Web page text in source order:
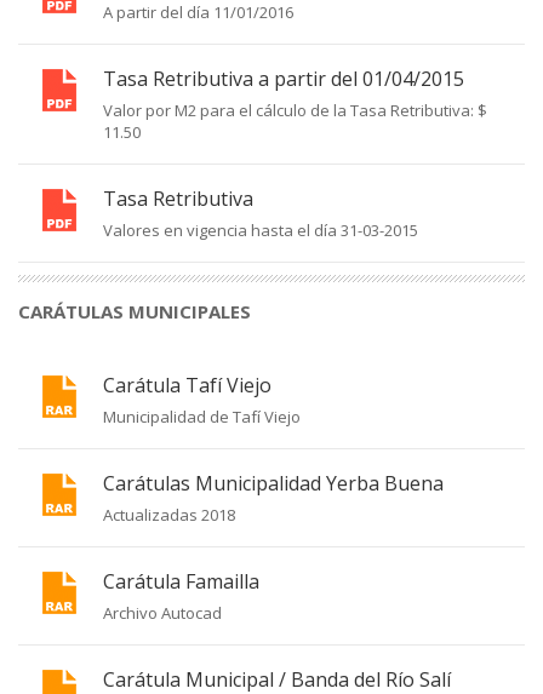
A partir del día 11/01/2016
Tasa Retributiva a partir del 01/04/2015
Valor por M2 para el cálculo de la Tasa Retributiva: $
11.50
Tasa Retributiva
Valores en vigencia hasta el día 31-03-2015
CARÁTULAS MUNICIPALES
Carátula Tafí Viejo
Municipalidad de Tafí Viejo
Carátulas Municipalidad Yerba Buena
Actualizadas 2018
Carátula Famailla
Archivo Autocad
Carátula Municipal / Banda del Río Salí